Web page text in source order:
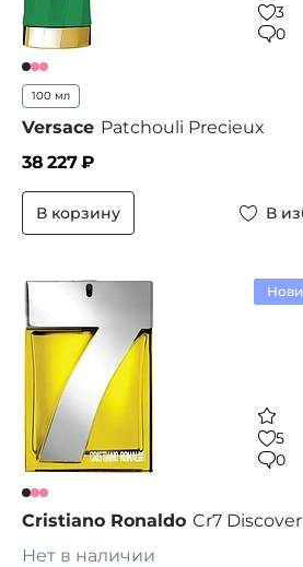
3
0
100 мл
Versace Patchouli Precieux
38 227₽
В корзину В
5
0
Cristiano Ronaldo Cr7 Discover
Нет в наличии